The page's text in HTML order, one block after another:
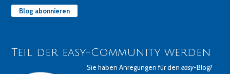
Blog abonnieren
Teil der easy-Community werden
Sie haben Anregungen für deneasy-Blog?